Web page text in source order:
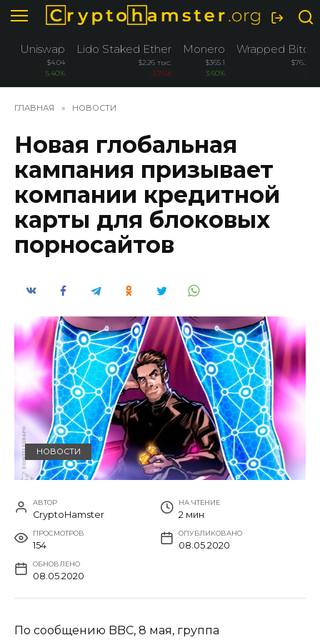
Перейти
содержанию
Uniswap
$4.04
5.40%
Lido Staked Ether
$2.26 тыс.
-3.76%
Monero
$365.1
3.60%
Wrapped
$76.2
-
ГЛАВНАЯ » НОВОСТИ
Новая глобальная
кампания призывает
компании кредитной
карты для блоковых
порносайтов
НОВОСТИ
АВТОР
CryptoHamster
НА ЧТЕНИЕ
2 мин
ПРОСМОТРОВ
154
ОПУБЛИКОВАНО
08.05.2020
ОБНОВЛЕНО
08.05.2020
По сообщению BBC, 8 мая, группа